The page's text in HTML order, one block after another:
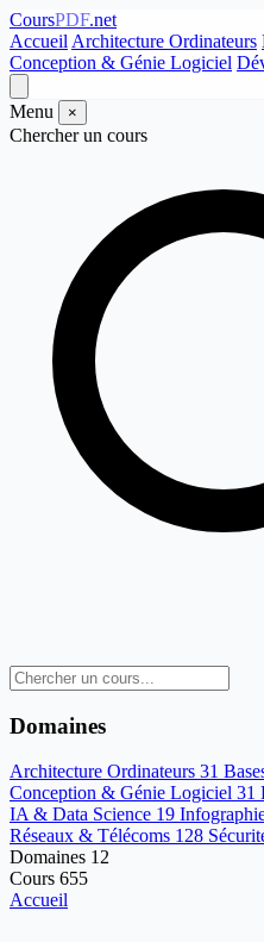
CoursPDF.net
Accueil Architecture Ordinateurs
Conception & Génie Logiciel
Menu ×
Chercher un cours
Domaines
Architecture Ordinateurs 31
Conception & Génie Logiciel 31
IA & Data Science 19
Réseaux & Télécoms 128
Domaines 12
Cours 655
Accueil